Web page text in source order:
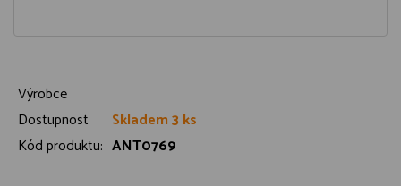
Výrobce
Dostupnost
Skladem 3 ks
Kód produktu: ANT0769